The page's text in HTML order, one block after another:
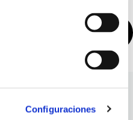
Configuraciones